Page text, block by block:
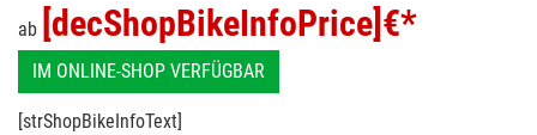
ab [decShopBikeInfoPrice] €*
IM ONLINE-SHOP VERFÜGBAR
[strShopBikeInfoText]